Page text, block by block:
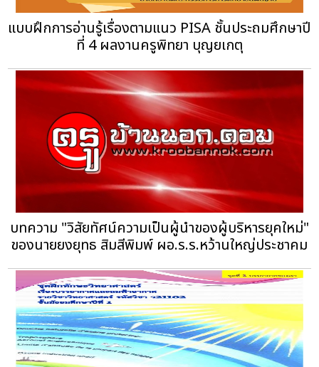
แบบฝึกการอ่านรู้เรื่องตามแนว PISA ชั้นประถมศึกษาปี
ที่ 4 ผลงานครูพิทยา บุญยเกตุ
บทความ "วิสัยทัศน์ความเป็นผู้นำของผู้บริหารยุคใหม่"
ของนายยงยุทธ สิมสีพิมพ์ ผอ.ร.ร.หว้านใหญ่ประชาคม